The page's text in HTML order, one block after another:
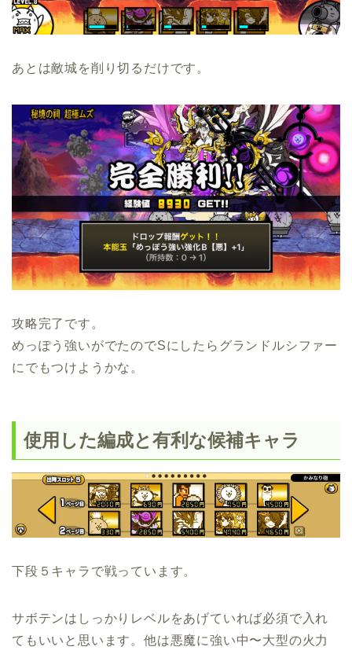
あとは敵城を削り切るだけです。
攻略完了です。
めっぽう強いがでたのでSにしたらグランドルシファー
にでもつけようかな。
使用した編成と有利な候補キャラ
下段５キャラで戦っています。
サボテンはしっかりレベルをあげていれば必須で入れ
てもいいと思います。他は悪魔に強い中〜大型の火力